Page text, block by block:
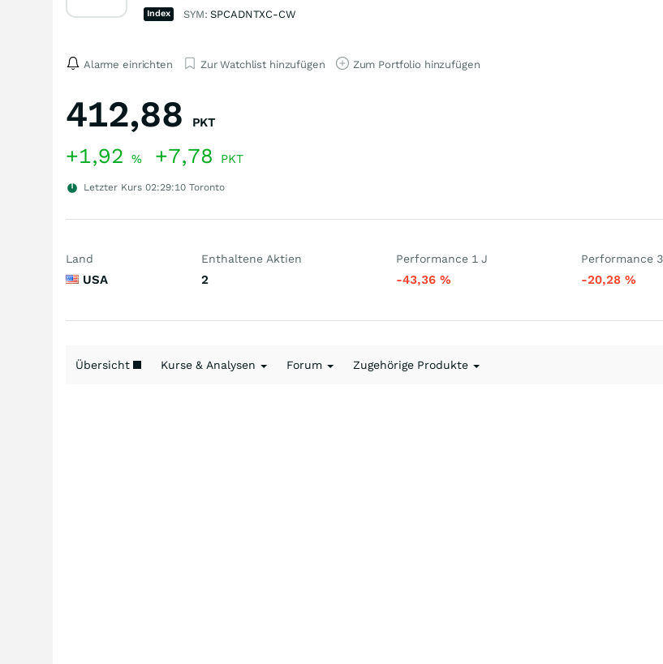
Index SYM:SPCADNTXC-CW
Alarme einrichten Zur Watchlist hinzufügen Zum Portfolio hinzufügen
412,88 PKT
+1,92 % +7,78 PKT
Letzter Kurs 02:29:10 Toronto
Land
USA
Enthaltene Aktien
2
Performance 1 J
-43,36 %
Performance
-20,28 %
Übersicht Kurse & Analysen Forum Zugehörige Produkte